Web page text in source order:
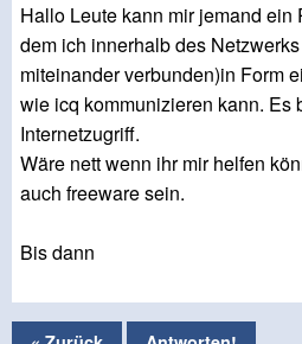
Hallo Leute kann mir jemand ein
dem ich innerhalb des
miteinander verbunden)in Form
wie icq kommunizieren kann. Es
Internetzugriff.
Wäre nett wenn ihr mir helfen
auch freeware sein.
Bis dann